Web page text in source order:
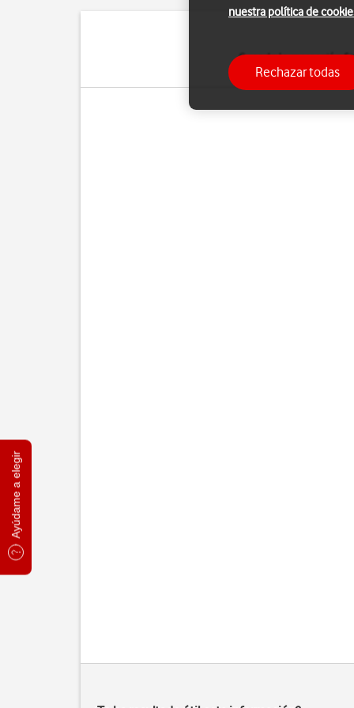
Ayúdame a elegir
Cuando la marcación
de
nuestra política de
Rechazar todas